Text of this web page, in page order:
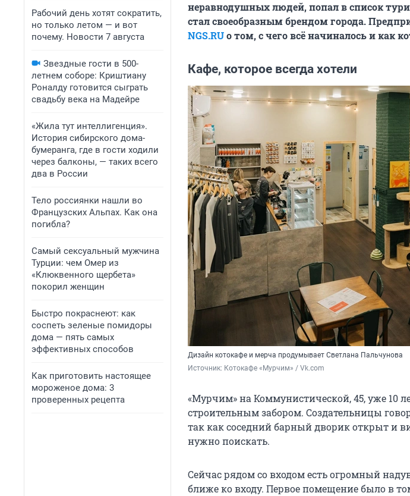
Рабочий день хотят сократить,
но только летом — и вот
почему. Новости 7 августа
Звездные гости в 500-
летнем соборе: Криштиану
Роналду готовится сыграть
свадьбу века на Мадейре
«Жила тут интеллигенция».
История сибирского дома-
бумеранга, где в гости ходили
через балконы, — таких всего
два в России
Тело россиянки нашли во
Французских Альпах. Как она
погибла?
Самый сексуальный мужчина
Турции: чем Омер из
«Клюквенного щербета»
покорил женщин
Быстро покраснеют: как
соспеть зеленые помидоры
дома — пять самых
эффективных способов
Как приготовить настоящее
мороженое дома: 3
проверенных рецепта
неравнодушных людей, попал в список
стал своеобразным брендом города.
NGS.RUо том, с чего всё начиналось и как
Кафе, которое всегда хотели
Дизайн котокафе и мерча продумывает Светлана Пальчунова
Источник: Котокафе «Мурчим» / Vk.com
«Мурчим» на Коммунистической, 45, уже 10
строительным забором. Создательницы
так как соседний барный дворик открыт и
нужно поискать.
Сейчас рядом со входом есть огромный
ближе ко входу. Первое помещение было в